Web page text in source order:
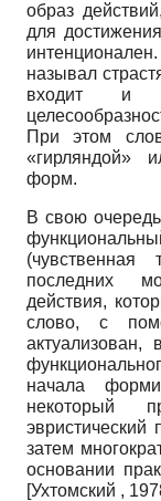
образ
для
называл
входит и
При этом
«гирляндой»
форм.
В свою
последних
действия,
слово, с
актуализован,
начала
некоторый
эвристический
затем
основании
[Ухтомский ,